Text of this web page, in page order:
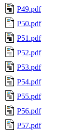
P49.pdf
P50.pdf
P51.pdf
P52.pdf
P53.pdf
P54.pdf
P55.pdf
P56.pdf
P57.pdf